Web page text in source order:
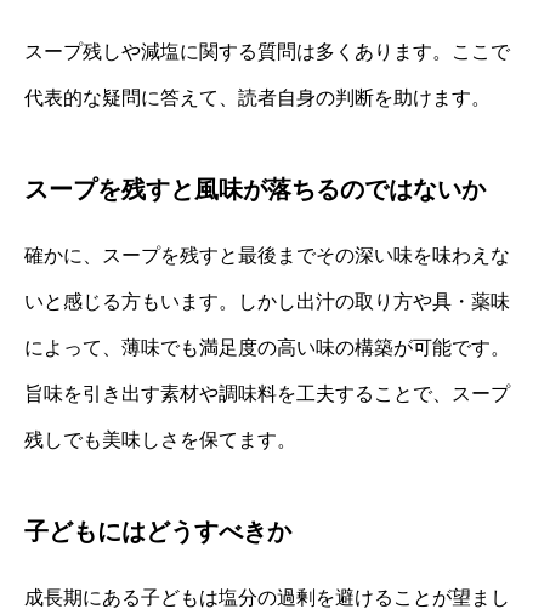
スープ残しや減塩に関する質問は多くあります。ここで
代表的な疑問に答えて、読者自身の判断を助けます。
スープを残すと風味が落ちるのではないか
確かに、スープを残すと最後までその深い味を味わえな
いと感じる方もいます。しかし出汁の取り方や具・薬味
によって、薄味でも満足度の高い味の構築が可能です。
旨味を引き出す素材や調味料を工夫することで、スープ
残しでも美味しさを保てます。
子どもにはどうすべきか
成長期にある子どもは塩分の過剰を避けることが望まし